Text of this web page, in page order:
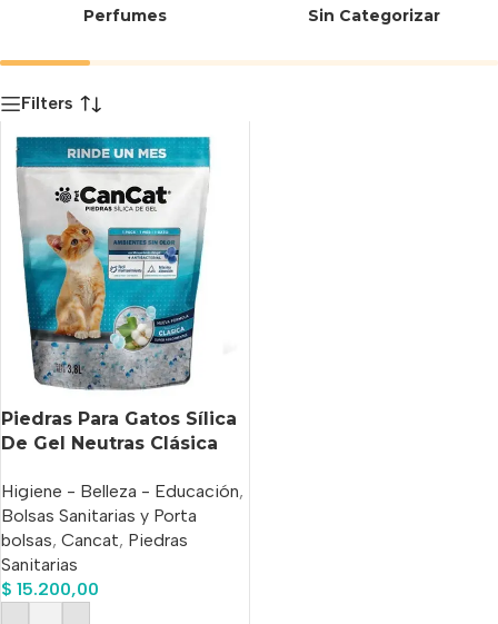
Perfumes Sin Categorizar
Filters
Piedras Para Gatos Sílica
De Gel Neutras Clásica
Higiene - Belleza - Educación,
Bolsas Sanitarias y Porta
bolsas, Cancat, Piedras
Sanitarias
$ 15.200,00